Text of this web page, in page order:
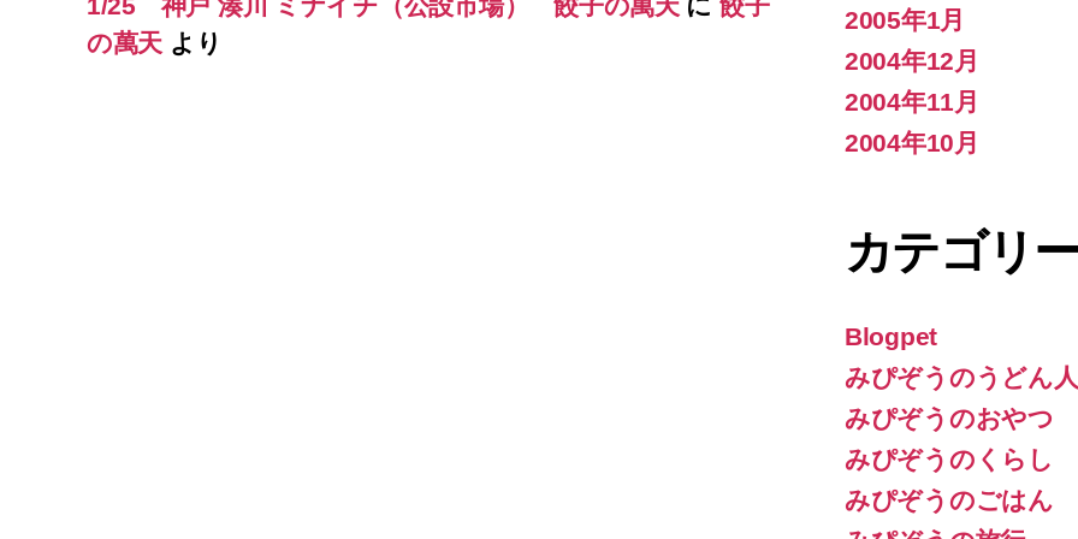
1/25 神戸 湊川 ミナイチ（公設市場） 餃子の萬天に 餃子
の萬天 より
2005年1月
2004年12月
2004年11月
2004年10月
カテゴリ
Blogpet
みぴぞうのうどん
みぴぞうのおやつ
みぴぞうのくらし
みぴぞうのごはん